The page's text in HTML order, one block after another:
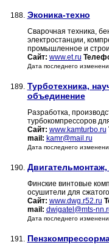
188. Эконика-техно
Сварочная техника,
электростанции,
промышленное и
Сайт: www.et.ru
Дата последнего
189. Турботехника,
объединение
Разработка,
турбокомпрессоров
Сайт: www.kamturbo.ru
mail: kamr@mail.ru
Дата последнего
190.
Финские винтовые
осушители для
Сайт: www.dwg.r52.ru
mail: dwigatel@mts-
Дата последнего
191.